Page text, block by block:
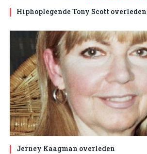
Hiphoplegende Tony Scott overleden
Jerney Kaagman overleden